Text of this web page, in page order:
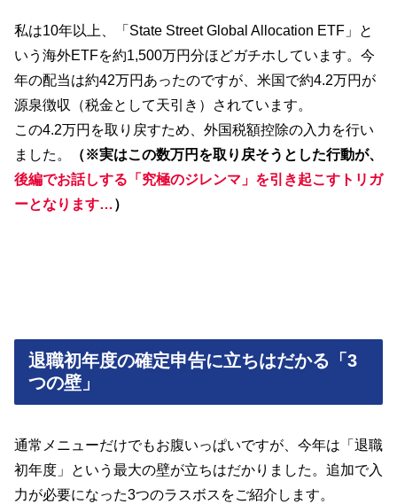
私は10年以上、「State Street Global Allocation ETF」と
いう海外ETFを約1,500万円分ほどガチホしています。今
年の配当は約42万円あったのですが、米国で約4.2万円が
源泉徴収（税金として天引き）されています。
この4.2万円を取り戻すため、外国税額控除の入力を行い
ました。
（※実はこの数万円を取り戻そうとした行動が、
後編でお話しする「究極のジレンマ」を引き起こすトリガ
ーとなります…）
退職初年度の確定申告に立ちはだかる「3
つの壁」
通常メニューだけでもお腹いっぱいですが、今年は「退職
初年度」という最大の壁が立ちはだかりました。追加で入
力が必要になった3つのラスボスをご紹介します。